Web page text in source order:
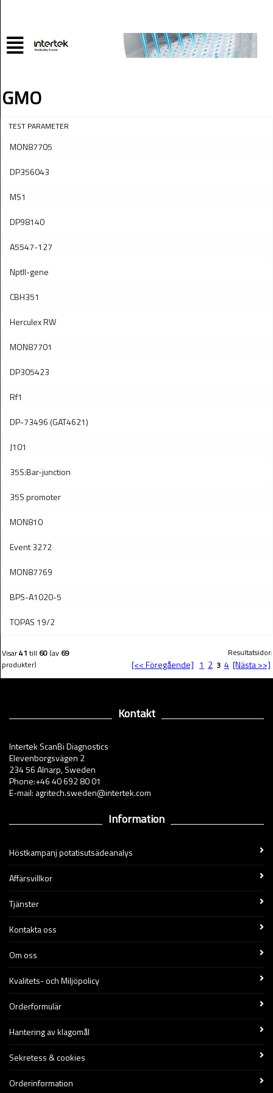
GMO
TEST PARAMETER
MON87705
DP356043
MS1
DP98140
A5547-127
Nptll-gene
CBH351
Herculex RW
MON87701
DP305423
Rf1
DP-73496 (GAT4621)
J101
35S:Bar-junction
35S promoter
MON810
Event 3272
MON87769
BPS-A1020-5
TOPAS 19/2
Visar41 till 60 (av 69
produkter)
Resultatsidor:
[<< Föregående] 1 2 3 4 [Nästa >>]
Kontakt
Intertek ScanBi Diagnostics
Elevenborgsvägen 2
234 56 Alnarp, Sweden
Phone:+46 40 692 80 01
E-mail: agritech.sweden@intertek.com
Information
Höstkampanj potatisutsädeanalys
Affärsvillkor
Tjänster
Kontakta oss
Om oss
Kvalitets- och Miljöpolicy
Orderformulär
Hantering av klagomål
Sekretess & cookies
Orderinformation